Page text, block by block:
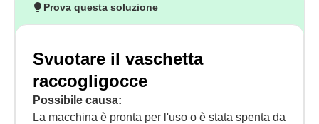
Prova questa soluzione
Svuotare il vaschetta
raccogligocce
Possibile causa:
La macchina è pronta per l'uso o è stata spenta da